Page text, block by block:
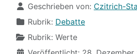
Details
Geschrieben von: Czitrich-
Rubrik: Debatte
Rubrik: Werte